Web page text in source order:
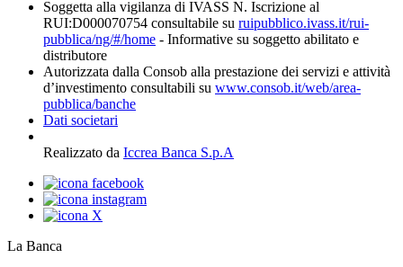
Soggetta alla vigilanza di IVASS N. Iscrizione al
RUI:D000070754 consultabile su ruipubblico.ivass.it/rui-
pubblica/ng/#/home - Informative su soggetto abilitato e
distributore
Autorizzata dalla Consob alla prestazione dei servizi e attività
d’investimento consultabili su www.consob.it/web/area-
pubblica/banche
Dati societari
Realizzato da Iccrea Banca S.p.A
La Banca